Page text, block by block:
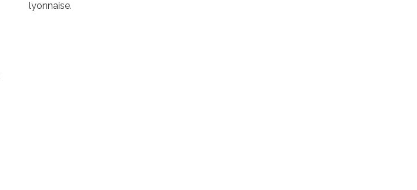
lyonnaise.